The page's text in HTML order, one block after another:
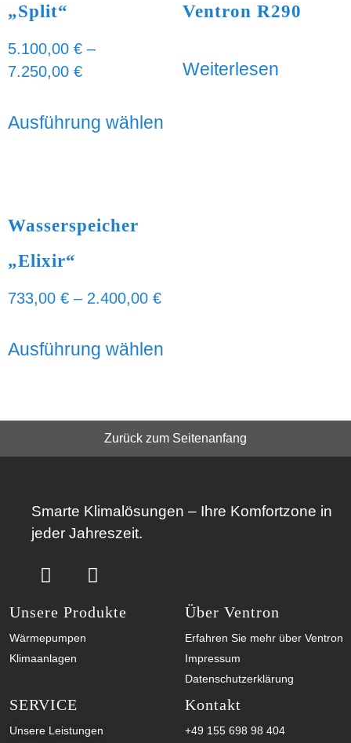
„Split“
5.100,00 € –
7.250,00 €
Ausführung wählen
Ventron R290
Weiterlesen
Wasserspeicher
„Elixir“
733,00 € – 2.400,00 €
Ausführung wählen
Zurück zum Seitenanfang
Smarte Klimalösungen – Ihre Komfortzone in
jeder Jahreszeit.
Unsere Produkte
Wärmepumpen
Klimaanlagen
Über Ventron
Erfahren Sie mehr über Ventron
Impressum
Datenschutzerklärung
SERVICE
Unsere Leistungen
Kontakt
+49 155 698 98 404